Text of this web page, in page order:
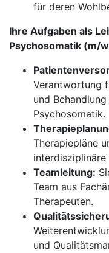
für deren
Ihre Aufgaben als
Psychosomatik (m/
Verantwortung
und
Psychosomatik.
Therapiepläne
interdisziplinäre
Teamleitung:
Team aus
Therapeuten.
und